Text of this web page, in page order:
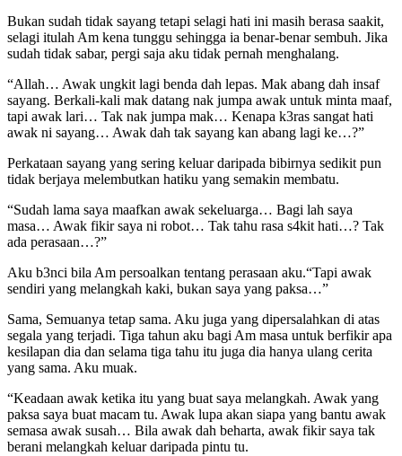
Bukan sudah tidak sayang tetapi selagi hati ini masih berasa saakit,
selagi itulah Am kena tunggu sehingga ia benar-benar sembuh. Jika
sudah tidak sabar, pergi saja aku tidak pernah menghalang.
“Allah… Awak ungkit lagi benda dah lepas. Mak abang dah insaf
sayang. Berkali-kali mak datang nak jumpa awak untuk minta maaf,
tapi awak lari… Tak nak jumpa mak… Kenapa k3ras sangat hati
awak ni sayang… Awak dah tak sayang kan abang lagi ke…?”
Perkataan sayang yang sering keluar daripada bibirnya sedikit pun
tidak berjaya melembutkan hatiku yang semakin membatu.
“Sudah lama saya maafkan awak sekeluarga… Bagi lah saya
masa… Awak fikir saya ni robot… Tak tahu rasa s4kit hati…? Tak
ada perasaan…?”
Aku b3nci bila Am persoalkan tentang perasaan aku.“Tapi awak
sendiri yang melangkah kaki, bukan saya yang paksa…”
Sama, Semuanya tetap sama. Aku juga yang dipersalahkan di atas
segala yang terjadi. Tiga tahun aku bagi Am masa untuk berfikir apa
kesilapan dia dan selama tiga tahu itu juga dia hanya ulang cerita
yang sama. Aku muak.
“Keadaan awak ketika itu yang buat saya melangkah. Awak yang
paksa saya buat macam tu. Awak lupa akan siapa yang bantu awak
semasa awak susah… Bila awak dah beharta, awak fikir saya tak
berani melangkah keluar daripada pintu tu.